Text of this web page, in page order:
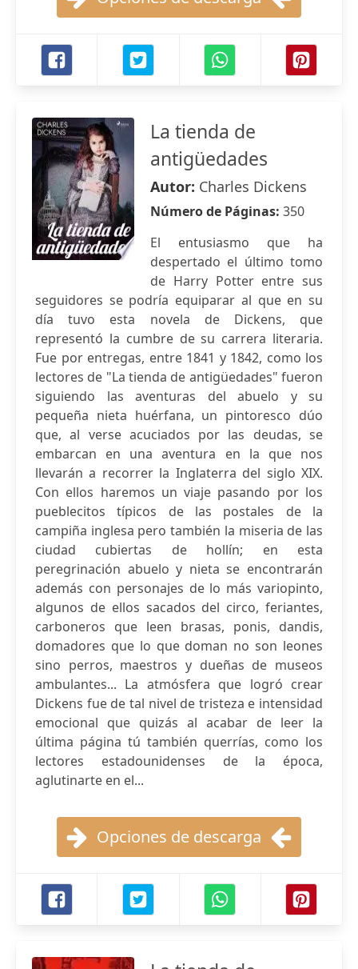
La tienda de
antigüedades
Autor: Charles Dickens
Número de Páginas: 350
El entusiasmo que ha
despertado el último tomo
de Harry Potter entre sus
seguidores se podría equiparar al que en su
día tuvo esta novela de Dickens, que
representó la cumbre de su carrera literaria.
Fue por entregas, entre 1841 y 1842, como los
lectores de "La tienda de antigüedades" fueron
siguiendo las aventuras del abuelo y su
pequeña nieta huérfana, un pintoresco dúo
que, al verse acuciados por las deudas, se
embarcan en una aventura en la que nos
llevarán a recorrer la Inglaterra del siglo XIX.
Con ellos haremos un viaje pasando por los
pueblecitos típicos de las postales de la
campiña inglesa pero también la miseria de las
ciudad cubiertas de hollín; en esta
peregrinación abuelo y nieta se encontrarán
además con personajes de lo más variopinto,
algunos de ellos sacados del circo, feriantes,
carboneros que leen brasas, ponis, dandis,
domadores que lo que doman no son leones
sino perros, maestros y dueñas de museos
ambulantes... La atmósfera que logró crear
Dickens fue de tal nivel de tristeza e intensidad
emocional que quizás al acabar de leer la
última página tú también querrías, como los
lectores estadounidenses de la época,
aglutinarte en el...
Opciones de descarga